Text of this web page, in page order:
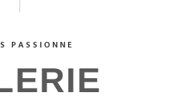
PASSIONNE